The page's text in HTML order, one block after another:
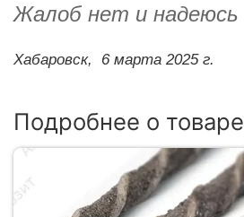
Жалоб нет и надеюсь
Хабаровск, 6 марта 2025 г.
Подробнее о товаре